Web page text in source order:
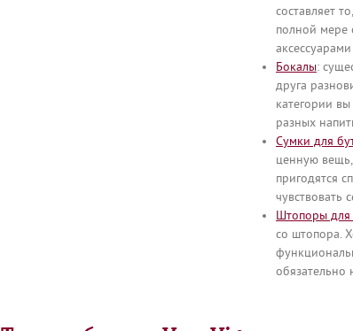
составляет
полной мере
Бокалы:
друга
категории
разных
Сумки для
ценную вещь,
пригодятся
чувствовать
Штопоры для
со штопора.
обязательно